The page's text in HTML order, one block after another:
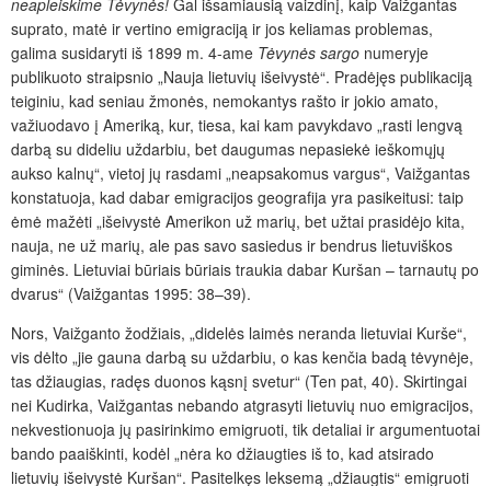
suprato, matė ir vertino emigraciją ir jos keliamas problemas,
galima susidaryti iš 1899 m. 4-ame Tėvynės sargo numeryje
publikuoto straipsnio „Nauja lietuvių išeivystė“. Pradėjęs publikaciją
teiginiu, kad seniau žmonės, nemokantys rašto ir jokio amato,
važiuodavo į Ameriką, kur, tiesa, kai kam pavykdavo „rasti lengvą
darbą su dideliu uždarbiu, bet daugumas nepasiekė ieškomųjų
aukso kalnų“, vietoj jų rasdami „neapsakomus vargus“, Vaižgantas
konstatuoja, kad dabar emigracijos geografija yra pasikeitusi: taip
ėmė mažėti „išeivystė Amerikon už marių, bet užtai prasidėjo kita,
nauja, ne už marių, ale pas savo sasiedus ir bendrus lietuviškos
giminės. Lietuviai būriais būriais traukia dabar Kuršan – tarnautų po
dvarus“ (Vaižgantas 1995: 38–39).
Nors, Vaižganto žodžiais, „didelės laimės neranda lietuviai Kurše“,
vis dėlto „jie gauna darbą su uždarbiu, o kas kenčia badą tėvynėje,
tas džiaugias, radęs duonos kąsnį svetur“ (Ten pat, 40). Skirtingai
nei Kudirka, Vaižgantas nebando atgrasyti lietuvių nuo emigracijos,
nekvestionuoja jų pasirinkimo emigruoti, tik detaliai ir argumentuotai
bando paaiškinti, kodėl „nėra ko džiaugties iš to, kad atsirado
lietuvių išeivystė Kuršan“. Pasitelkęs leksemą „džiaugtis“ emigruoti